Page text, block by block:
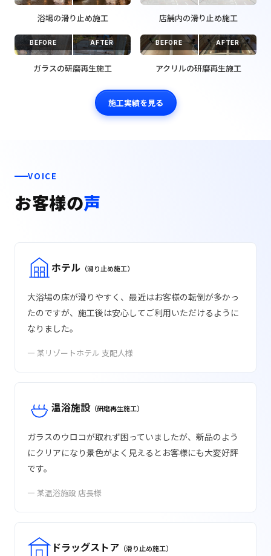
浴場の滑り止め施工 店舗内の滑り止め施工
BEFORE AFTER
ガラスの研磨再生施工
BEFORE AFTER
アクリルの研磨再生施工
施工実績を見る
VOICE
お客様の声
ホテル （滑り止め施工）
大浴場の床が滑りやすく、最近はお客様の転倒が多かっ
たのですが、施工後は安心してご利用いただけるように
なりました。
— 某リゾートホテル 支配人様
温浴施設（研磨再生施工）
ガラスのウロコが取れず困っていましたが、新品のよう
にクリアになり景色がよく見えるとお客様にも大変好評
です。
— 某温浴施設 店長様
ドラッグストア （滑り止め施工）